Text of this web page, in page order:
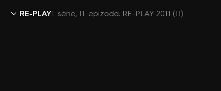
RE-PLAY1. série, 11. epizoda: RE-PLAY 2011 (11)